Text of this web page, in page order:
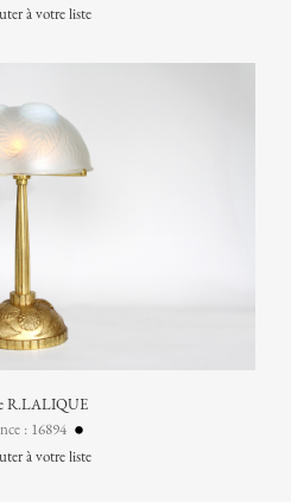
à votre liste
R.LALIQUE
: 16894
à votre liste